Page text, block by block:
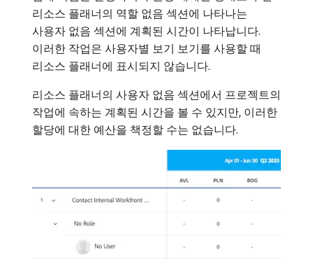
리소스 플래너의 역할 없음 섹션에 나타나는
사용자 없음 섹션에 계획된 시간이 나타납니다.
이러한 작업은 사용자별 보기 보기를 사용할 때
리소스 플래너에 표시되지 않습니다.
리소스 플래너의 사용자 없음 섹션에서 프로젝트의
작업에 속하는 계획된 시간을 볼 수 있지만, 이러한
할당에 대한 예산을 책정할 수는 없습니다.